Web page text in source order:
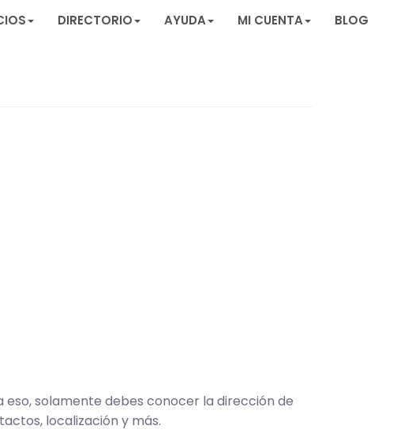
DIRECTORIO AYUDA MI CUENTA BLOG
solamente debes conocer la dirección de
localización y más.